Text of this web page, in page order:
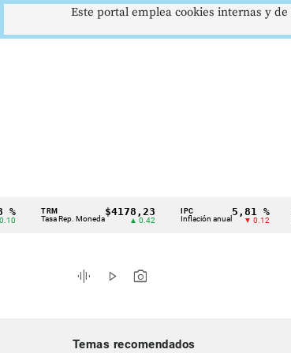
Cintillo
indicadores
económicos
TRM
Tasa Rep. Moneda
$4178,23
▲ 0.42
IPC
Inflación anual
5,81 %
▼ 0.12
DTF
Dep.
graphic_eq play_arrow photo_camera
Temas recomendados
Este portal emplea cookies internas y